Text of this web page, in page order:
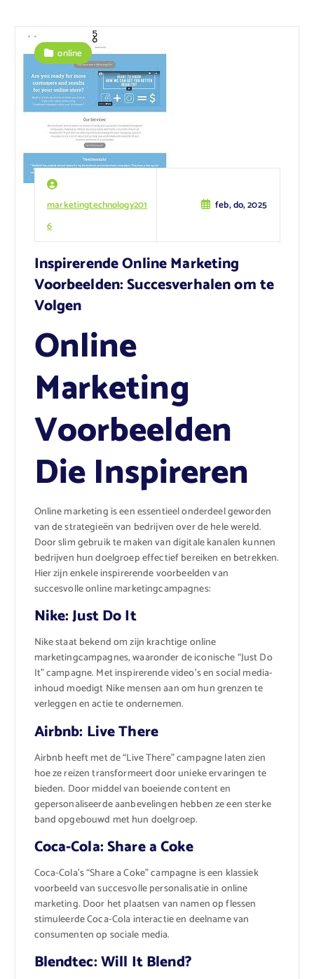
marketingtechnology201
6
feb, do, 2025
online
Inspirerende Online Marketing
Voorbeelden: Succesverhalen om te
Volgen
Online
Marketing
Voorbeelden
Die Inspireren
Online marketing is een essentieel onderdeel geworden
van de strategieën van bedrijven over de hele wereld.
Door slim gebruik te maken van digitale kanalen kunnen
bedrijven hun doelgroep effectief bereiken en betrekken.
Hier zijn enkele inspirerende voorbeelden van
succesvolle online marketingcampagnes:
Nike: Just Do It
Nike staat bekend om zijn krachtige online
marketingcampagnes, waaronder de iconische “Just Do
It” campagne. Met inspirerende video’s en social media-
inhoud moedigt Nike mensen aan om hun grenzen te
verleggen en actie te ondernemen.
Airbnb: Live There
Airbnb heeft met de “Live There” campagne laten zien
hoe ze reizen transformeert door unieke ervaringen te
bieden. Door middel van boeiende content en
gepersonaliseerde aanbevelingen hebben ze een sterke
band opgebouwd met hun doelgroep.
Coca-Cola: Share a Coke
Coca-Cola’s “Share a Coke” campagne is een klassiek
voorbeeld van succesvolle personalisatie in online
marketing. Door het plaatsen van namen op flessen
stimuleerde Coca-Cola interactie en deelname van
consumenten op sociale media.
Blendtec: Will It Blend?